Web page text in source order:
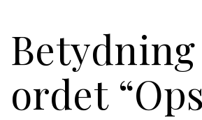
ordet